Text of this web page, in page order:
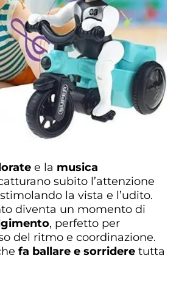
e la musica
subito l’attenzione
la vista e l’udito.
diventa un momento di
, perfetto per
del ritmo e coordinazione.
fa ballare e sorridere tutta